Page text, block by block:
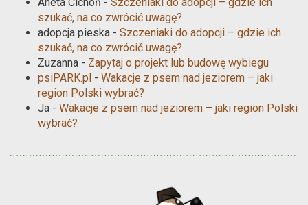
szukać, na co zwrócić uwagę?
adopcja pieska - Szczeniaki do adopcji – gdzie ich
szukać, na co zwrócić uwagę?
Zuzanna - Zapytaj o projekt lub budowę wybiegu
psiPARK.pl - Wakacje z psem nad jeziorem – jaki
region Polski wybrać?
Ja - Wakacje z psem nad jeziorem – jaki region Polski
wybrać?